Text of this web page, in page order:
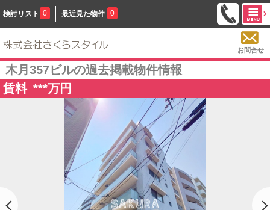
検討リスト 0 最近見た物件 0
お問合せ
木月357ビルの過去掲載物件情報
賃料 ***万円